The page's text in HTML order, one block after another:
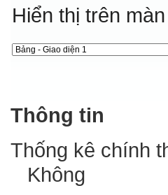
Hiển thị trên
Thông tin
Thống kê chính
Không